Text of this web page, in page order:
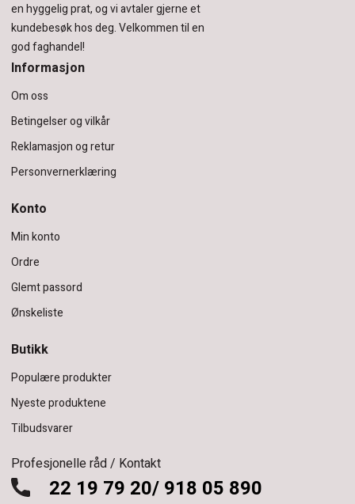
en hyggelig prat, og vi avtaler gjerne et
kundebesøk hos deg.Velkommen til en
god faghandel!
Informasjon
Om oss
Betingelser og vilkår
Reklamasjon og retur
Personvernerklæring
Konto
Min konto
Ordre
Glemt passord
Ønskeliste
Butikk
Populære produkter
Nyeste produktene
Tilbudsvarer
Profesjonelle råd / Kontakt
22 19 79 20/ 918 05 890